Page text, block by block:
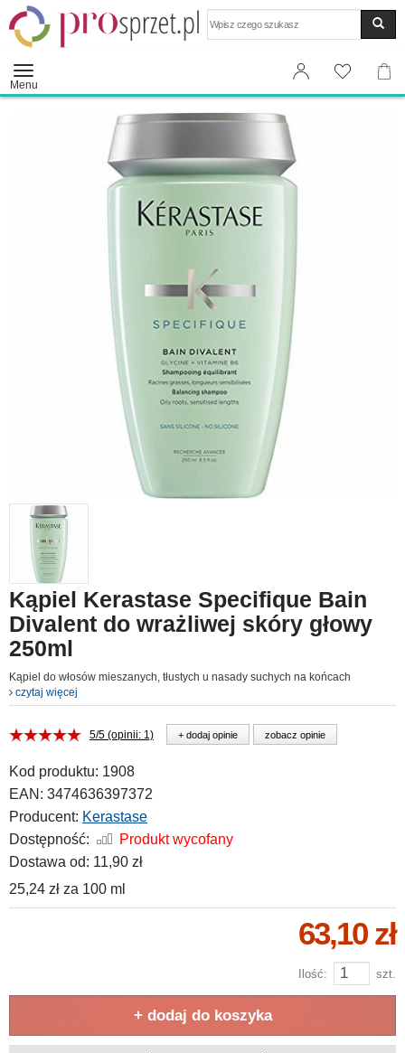
Menu
Kąpiel Kerastase Specifique Bain
Divalent do wrażliwej skóry głowy
250ml
Kąpiel do włosów mieszanych, tłustych u nasady suchych na końcach
czytaj więcej
5/5 (opinii: 1) + dodaj opinie zobacz opinie
Kod produktu: 1908
EAN: 3474636397372
Producent: Kerastase
Dostępność:
Produkt wycofany
Dostawa od: 11,90 zł
25,24 zł za 100 ml
63,10 zł
Ilość: szt.
+ dodaj do koszyka